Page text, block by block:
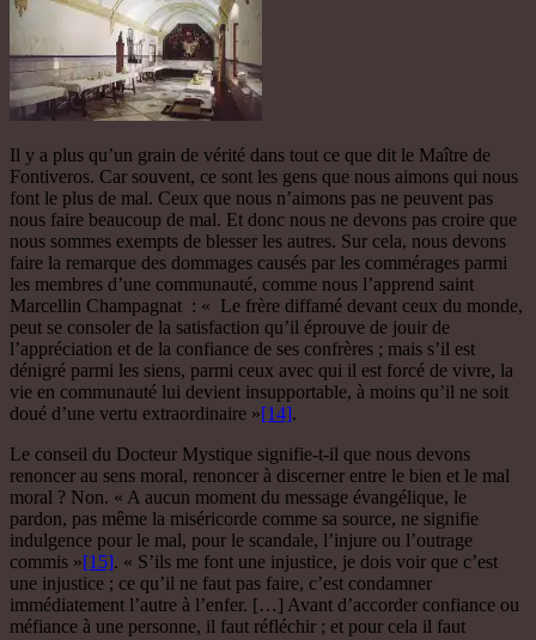
Il y a plus qu’un grain de vérité dans tout ce que dit le Maître de
Fontiveros. Car souvent, ce sont les gens que nous aimons qui nous
font le plus de mal. Ceux que nous n’aimons pas ne peuvent pas
nous faire beaucoup de mal. Et donc nous ne devons pas croire que
nous sommes exempts de blesser les autres. Sur cela, nous devons
faire la remarque des dommages causés par les commérages parmi
les membres d’une communauté, comme nous l’apprend saint
Marcellin Champagnat : « Le frère diffamé devant ceux du monde,
peut se consoler de la satisfaction qu’il éprouve de jouir de
l’appréciation et de la confiance de ses confrères ; mais s’il est
dénigré parmi les siens, parmi ceux avec qui il est forcé de vivre, la
vie en communauté lui devient insupportable, à moins qu’il ne soit
doué d’une vertu extraordinaire »[14].
Le conseil du Docteur Mystique signifie-t-il que nous devons
renoncer au sens moral, renoncer à discerner entre le bien et le mal
moral ? Non. « A aucun moment du message évangélique, le
pardon, pas même la miséricorde comme sa source, ne signifie
indulgence pour le mal, pour le scandale, l’injure ou l’outrage
commis »[15]. « S’ils me font une injustice, je dois voir que c’est
une injustice ; ce qu’il ne faut pas faire, c’est condamner
immédiatement l’autre à l’enfer. […] Avant d’accorder confiance ou
méfiance à une personne, il faut réfléchir ; et pour cela il faut